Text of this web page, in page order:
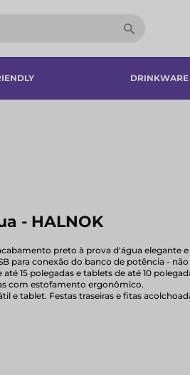
DRINKWARE
- HALNOK
preto à prova d'água elegante
para conexão do banco de potência -
15 polegadas e tablets de até 10
com estofamento ergonômico.
e tablet. Festas traseiras e fitas